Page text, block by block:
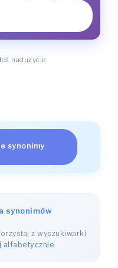
nadużycie.
synonimy
synonimów
z wyszukiwarki
alfabetycznie